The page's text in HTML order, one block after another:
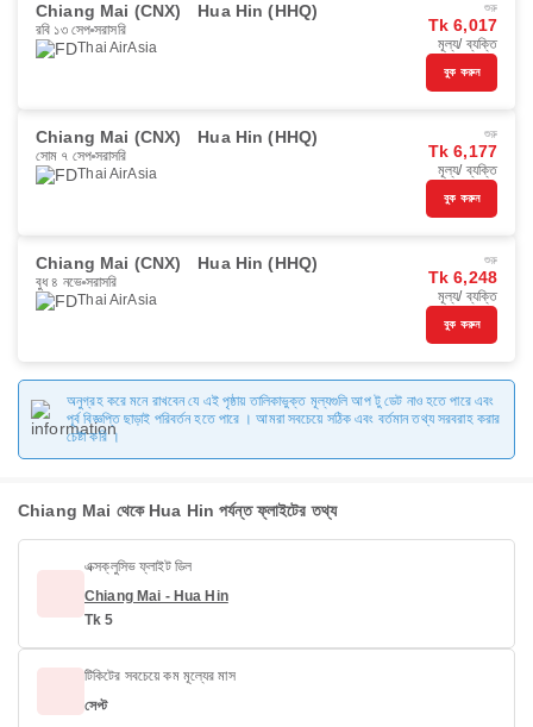
Chiang Mai (CNX) Hua Hin (HHQ)
রবি ১৩ সেপ সরাসরি
Thai AirAsia
শুরু
Tk 6,017
মূল্য/ ব্যক্তি
বুক করুন
Chiang Mai (CNX) Hua Hin (HHQ)
সোম ৭ সেপ সরাসরি
Thai AirAsia
শুরু
Tk 6,177
মূল্য/ ব্যক্তি
বুক করুন
Chiang Mai (CNX) Hua Hin (HHQ)
বুধ ৪ নভে সরাসরি
Thai AirAsia
শুরু
Tk 6,248
মূল্য/ ব্যক্তি
বুক করুন
অনুগ্রহ করে মনে রাখবেন যে এই পৃষ্ঠায় তালিকাভুক্ত মূল্যগুলি আপ টু ডেট নাও হতে পারে এবং
পূর্ব বিজ্ঞপ্তি ছাড়াই পরিবর্তন হতে পারে । আমরা সবচেয়ে সঠিক এবং বর্তমান তথ্য সরবরাহ করার
চেষ্টা করি ।
Chiang Mai থেকে Hua Hin পর্যন্ত ফ্লাইটের তথ্য
এক্সক্লুসিভ ফ্লাইট ডিল
Chiang Mai - Hua Hin
Tk 5
টিকিটের সবচেয়ে কম মূল্যের মাস
সেপ্ট